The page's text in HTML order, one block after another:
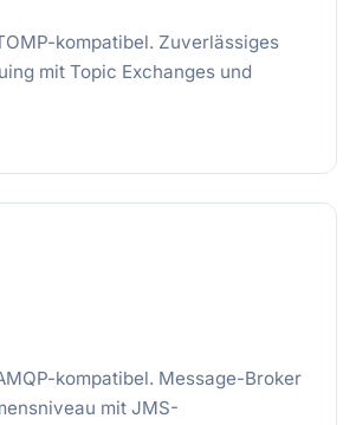
kompatibel. Zuverlässiges
mit Topic Exchanges und
kompatibel. Message-Broker
mit JMS-